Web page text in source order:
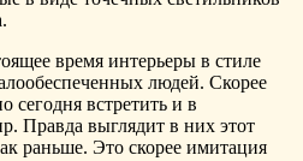
время интерьеры в стиле
людей. Скорее
сегодня встретить и в
Правда выглядит в них этот
раньше. Это скорее имитация